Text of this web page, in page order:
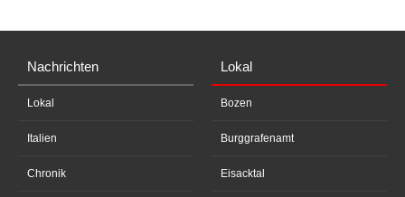
Nachrichten
Lokal
Italien
Chronik
Lokal
Bozen
Burggrafenamt
Eisacktal